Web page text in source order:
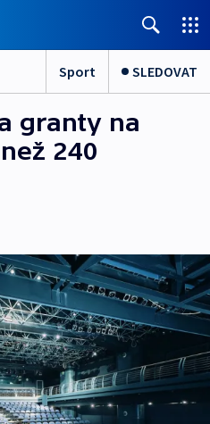
Sport SLEDOVAT
granty na
240